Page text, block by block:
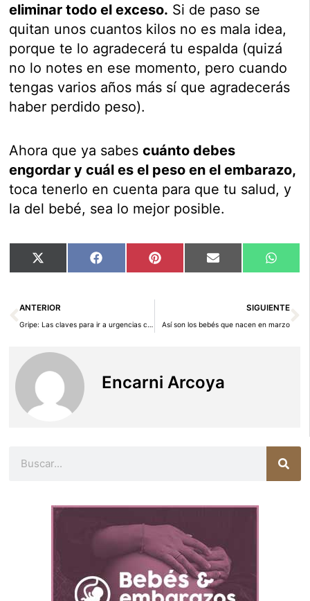
eliminar todo el exceso. Si de paso se
quitan unos cuantos kilos no es mala idea,
porque te lo agradecerá tu espalda (quizá
no lo notes en ese momento, pero cuando
tengas varios años más sí que agradecerás
haber perdido peso).
Ahora que ya sabescuánto debes
engordar y cuál es el peso en el embarazo,
toca tenerlo en cuenta para que tu salud, y
la del bebé, sea lo mejor posible.
Compartir
en
X
(Twitter)
Compartir
en
Facebook Compartir
en
Pinterest Compartir
en
Email
en
Ant
ANTERIOR
Gripe: Las claves para ir a urgencias con bebés y niños
SIGUIENTE
Así son los bebés que nacen en marzo
Encarni Arcoya